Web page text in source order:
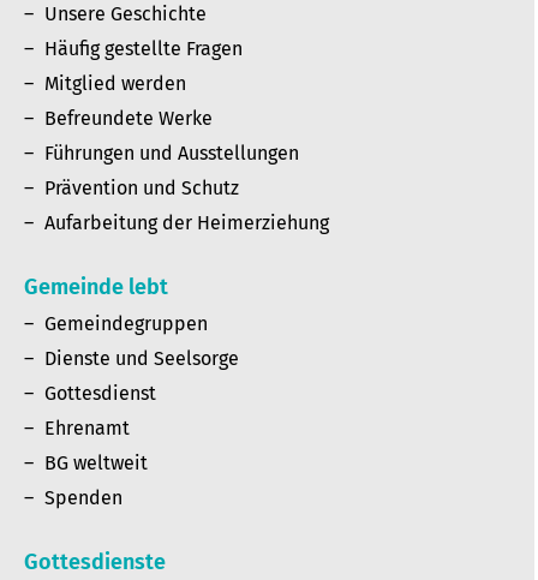
Unsere Geschichte
Häufig gestellte Fragen
Mitglied werden
Befreundete Werke
Führungen und Ausstellungen
Prävention und Schutz
Aufarbeitung der Heimerziehung
Gemeinde lebt
Gemeindegruppen
Dienste und Seelsorge
Gottesdienst
Ehrenamt
BG weltweit
Spenden
Gottesdienste